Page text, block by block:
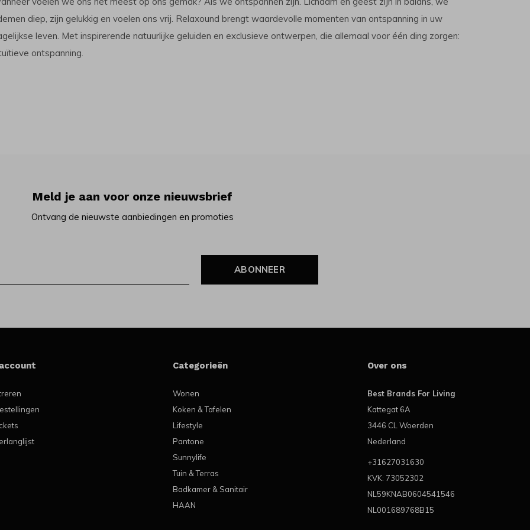
diep, zijn gelukkig en voelen ons vrij. Relaxound brengt waardevolle momenten van ontspanning in uw
leven. Met inspirerende natuurlijke geluiden en exclusieve ontwerpen, die allemaal voor één ding zorgen:
ontspanning.
Meld je aan voor onze nieuwsbrief
Ontvang de nieuwste aanbiedingen en promoties
ABONNEER
Categorieën
Wonen
Koken & Tafelen
Lifestyle
Pantone
Sunnylife
Tuin & Terras
Badkamer & Sanitair
HAAN
Over ons
Best Brands For Living
Kattegat 6A
3446 CL Woerden
Nederland
+31627031630
KVK: 73052302
NL59KNAB0604541546
NL001689768B15